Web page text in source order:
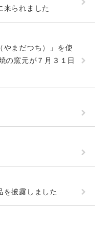
来られました
やまだつち）」を使
の窯元が７月３１日
を披露しました